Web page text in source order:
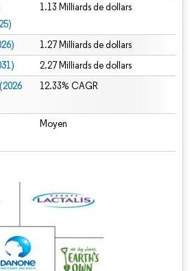
1.13 Milliards de dollars
1.27 Milliards de dollars
2.27 Milliards de dollars
12.33% CAGR
Moyen
La réutilisation nécessite une attribution sous CC